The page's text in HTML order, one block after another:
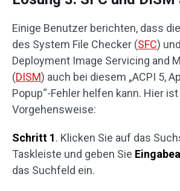
Einige Benutzer berichten, dass
des System File Checker (SFC)
Deployment Image Servicing and
(DISM) auch bei diesem „ACPI 5,
Popup“-Fehler helfen kann. Hier ist
Vorgehensweise:
Schritt 1. Klicken Sie auf das
Taskleiste und geben Sie
das Suchfeld ein.